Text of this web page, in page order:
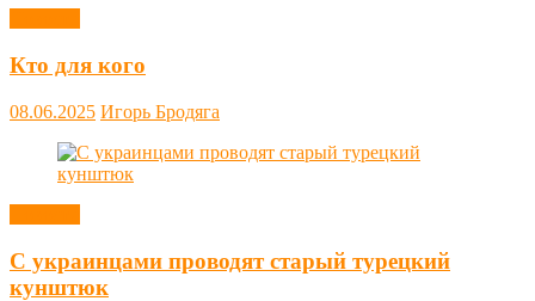
Кто для кого
08.06.2025 Игорь Бродяга
С украинцами проводят старый турецкий
кунштюк